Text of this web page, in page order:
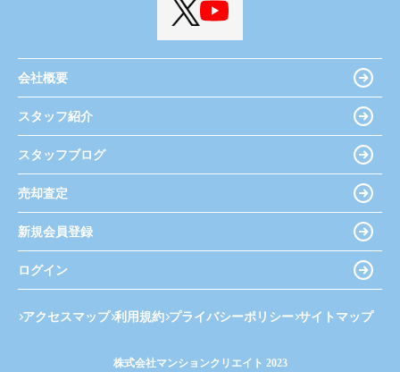
会社概要
スタッフ紹介
スタッフブログ
売却査定
新規会員登録
ログイン
アクセスマップ 利用規約 プライバシーポリシー サイトマップ
株式会社マンションクリエイト 2023